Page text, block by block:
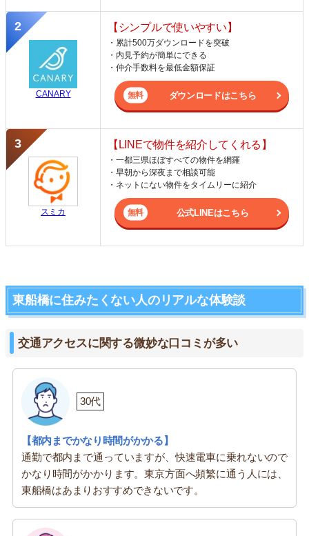
CANARY
【シンプルで使いやすい】
・累計500万ダウンロードを突破
・内見予約が簡単にできる
・仲介手数料を最低金額保証
ダウンロードはこちら
スミカ
【LINEで物件を紹介してくれる】
・一都三県ほぼすべての物件を網羅
・早朝から深夜まで相談可能
・ネットにない物件をタイムリーに紹介
公式LINEはこちら
東船橋に住みたくない人のリアルな体験談
交通アクセスに関する微妙な口コミが多い
30代
【都内までかなり時間がかかる】
通勤で都内まで通っていますが、快速電車に乗れないので
かなり時間がかかります。東京方面へ頻繁に通う人には、
東船橋はあまりおすすめできないです。